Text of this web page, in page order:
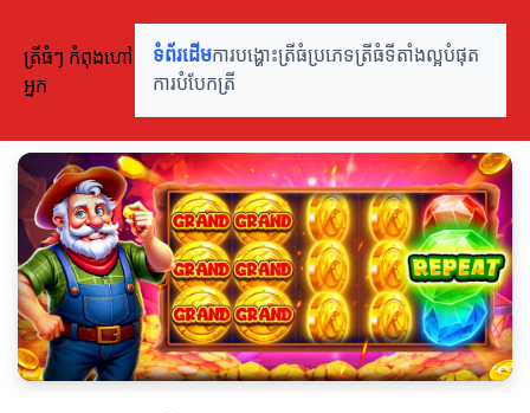
ត្រីធំៗ កំពុងហៅ
អ្នក
ទំព័រដើមការបង្ហោះត្រីធំប្រភេទត្រីធំទីតាំងល្អបំផុត
ការបំបែកត្រី